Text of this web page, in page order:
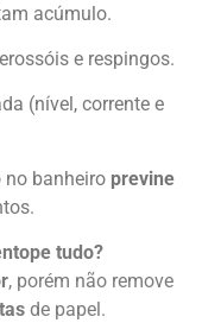
acúmulo.
e respingos.
(nível, corrente e
no banheiro previne
tudo?
, porém não remove
de papel.